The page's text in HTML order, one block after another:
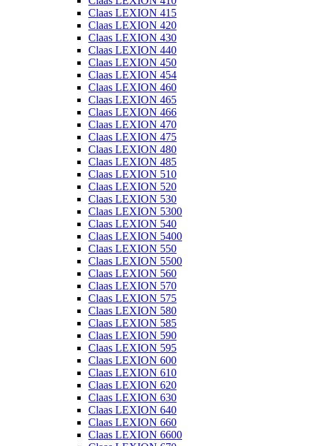
Claas LEXION 415
Claas LEXION 420
Claas LEXION 430
Claas LEXION 440
Claas LEXION 450
Claas LEXION 454
Claas LEXION 460
Claas LEXION 465
Claas LEXION 466
Claas LEXION 470
Claas LEXION 475
Claas LEXION 480
Claas LEXION 485
Claas LEXION 510
Claas LEXION 520
Claas LEXION 530
Claas LEXION 5300
Claas LEXION 540
Claas LEXION 5400
Claas LEXION 550
Claas LEXION 5500
Claas LEXION 560
Claas LEXION 570
Claas LEXION 575
Claas LEXION 580
Claas LEXION 585
Claas LEXION 590
Claas LEXION 595
Claas LEXION 600
Claas LEXION 610
Claas LEXION 620
Claas LEXION 630
Claas LEXION 640
Claas LEXION 660
Claas LEXION 6600